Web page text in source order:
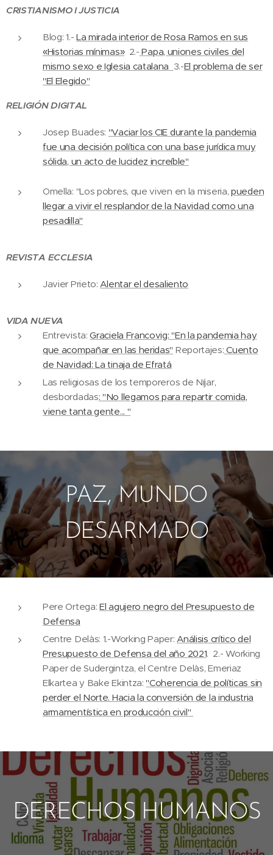
CRISTIANISMO I JUSTICIA
Blog: 1.- La mirada interior de Rosa Ramos en sus
«Historias mínimas»2.- Papa, uniones civiles del
mismo sexo e Iglesia catalana 3.-El problema de ser
"El Elegido"
RELIGIÓN DIGITAL
Josep Buades: "Vaciar los CIE durante la pandemia
fue una decisión política con una base jurídica muy
sólida, un acto de lucidez increíble"
Omella: "Los pobres, que viven en la miseria,pueden
llegar a vivir el resplandor de la Navidad como una
pesadilla"
REVISTA ECCLESIA
Javier Prieto:Alentar el desaliento
VIDA NUEVA
Entrevista:Graciela Francovig: "En la pandemia hay
que acompañar en las heridas" Reportajes: Cuento
de Navidad: La tinaja de Efratá
Las religiosas de los temporeros de Níjar,
desbordadas: "No llegamos para repartir comida,
viene tanta gente... "
PAZ, MUNDO
DESARMADO
Pere Ortega:El agujero negro del Presupuesto de
Defensa
Centre Delàs: 1.-Working Paper:Análisis crítico del
Presupuesto de Defensa del año 2021. 2.- Working
Paper de Sudergintza, el Centre Delàs, Emeriaz
Elkartea y Bake Ekintza:"Coherencia de políticas sin
perder el Norte. Hacia la conversión de la industria
armamentística en producción civil"
DERECHOS HUMANOS